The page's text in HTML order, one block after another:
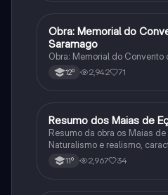
Português
Obra: Memorial do
Saramago
Obra: Memorial do Convento
12º 2,942 71
Português
Resumo dos Maias de
Resumo da obra os Maias de
Naturalismo e realismo,
personagens e contexto
11º 2,967 34